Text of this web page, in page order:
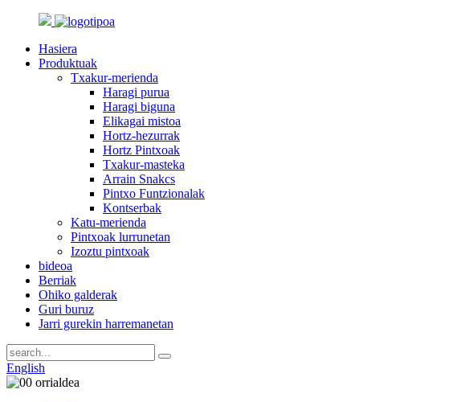
Hasiera
Produktuak
Txakur-merienda
Haragi purua
Haragi biguna
Elikagai mistoa
Hortz-hezurrak
Hortz Pintxoak
Txakur-masteka
Arrain Snakcs
Pintxo Funtzionalak
Kontserbak
Katu-merienda
Pintxoak lurrunetan
Izoztu pintxoak
bideoa
Berriak
Ohiko galderak
Guri buruz
Jarri gurekin harremanetan
English